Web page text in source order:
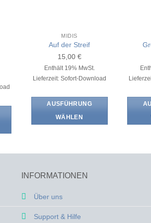
MIDIS
Auf der Streif
15,00 €
Enthält 19% MwSt.
Lieferzeit: Sofort-Download
AUSFÜHRUNG
WÄHLEN
weist
Varianten
können
INFORMATIONEN
Über uns
Support & Hilfe